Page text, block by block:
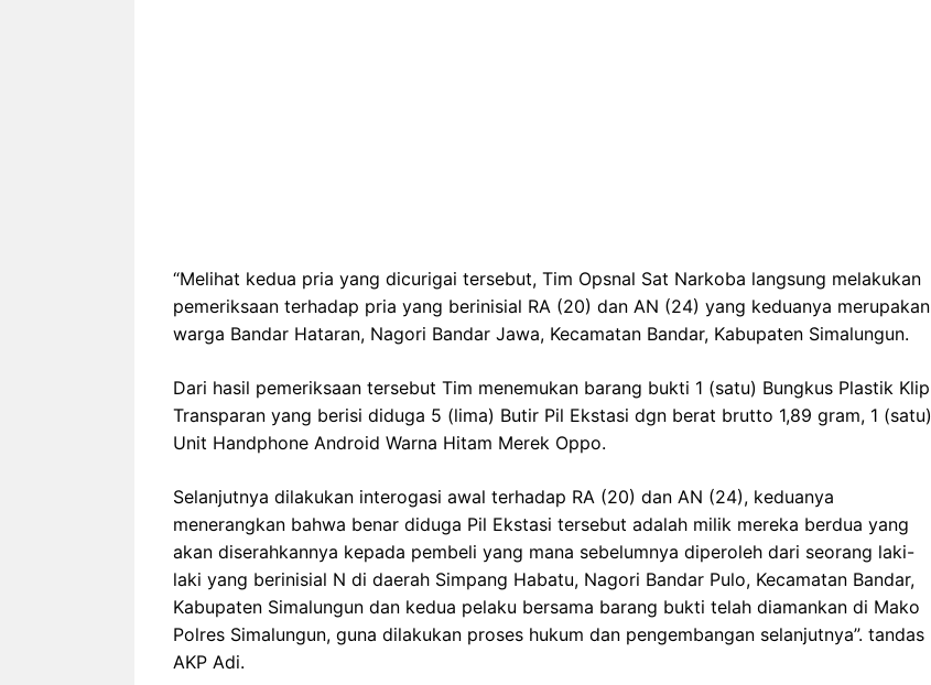
“Melihat kedua pria yang dicurigai tersebut, Tim Opsnal Sat Narkoba langsung melakukan
pemeriksaan terhadap pria yang berinisial RA (20) dan AN (24) yang keduanya merupakan
warga Bandar Hataran, Nagori Bandar Jawa, Kecamatan Bandar, Kabupaten Simalungun.
Dari hasil pemeriksaan tersebut Tim menemukan barang bukti 1 (satu) Bungkus Plastik Klip
Transparan yang berisi diduga 5 (lima) Butir Pil Ekstasi dgn berat brutto 1,89 gram, 1 (satu)
Unit Handphone Android Warna Hitam Merek Oppo.
Selanjutnya dilakukan interogasi awal terhadap RA (20) dan AN (24), keduanya
menerangkan bahwa benar diduga Pil Ekstasi tersebut adalah milik mereka berdua yang
akan diserahkannya kepada pembeli yang mana sebelumnya diperoleh dari seorang laki-
laki yang berinisial N di daerah Simpang Habatu, Nagori Bandar Pulo, Kecamatan Bandar,
Kabupaten Simalungun dan kedua pelaku bersama barang bukti telah diamankan di Mako
Polres Simalungun, guna dilakukan proses hukum dan pengembangan selanjutnya”. tandas
AKP Adi.